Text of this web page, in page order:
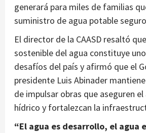
generará para miles de familias
suministro de agua potable
El director de la CAASD resaltó
sostenible del agua constituye
desafíos del país y afirmó que el
presidente Luis Abinader
de impulsar obras que aseguren
hídrico y fortalezcan la
“El agua es desarrollo, el agua